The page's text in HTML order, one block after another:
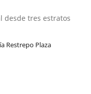
desde tres estratos
Restrepo Plaza